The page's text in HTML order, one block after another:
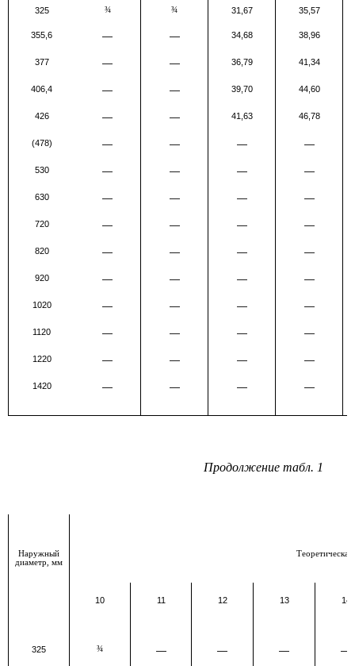
325 ¾ ¾ 31,67 35,57
355,6 — — 34,68 38,96
377 — — 36,79 41,34
406,4 — — 39,70 44,60
426 — — 41,63 46,78
(478) — — — —
530 — — — —
630 — — — —
720 — — — —
820 — — — —
920 — — — —
1020 — — — —
1120 — — — —
1220 — — — —
1420 — — — —
Продолжение табл. 1
Наружный
диаметр, мм
10 11 12 13 14
325 ¾ — — — —